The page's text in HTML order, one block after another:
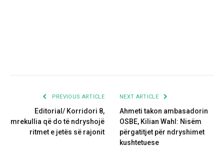
PREVIOUS ARTICLE
Editorial/ Korridori 8,
mrekullia që do të ndryshojë
ritmet e jetës së rajonit
NEXT ARTICLE
Ahmeti takon ambasadorin
OSBE, Kilian Wahl: Nisëm
përgatitjet për ndryshimet
kushtetuese